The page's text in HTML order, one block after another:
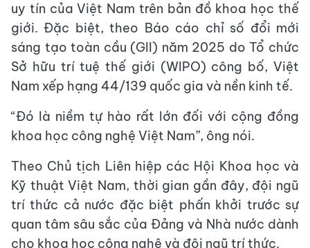
uy tín của Việt Nam trên bản đồ khoa học thế
giới. Đặc biệt, theo Báo cáo chỉ số đổi mới
sáng tạo toàn cầu (GII) năm 2025 do Tổ chức
Sở hữu trí tuệ thế giới (WIPO) công bố, Việt
Nam xếp hạng 44/139 quốc gia và nền kinh tế.
“Đó là niềm tự hào rất lớn đối với cộng đồng
khoa học công nghệ Việt Nam”, ông nói.
Theo Chủ tịch Liên hiệp các Hội Khoa học và
Kỹ thuật Việt Nam, thời gian gần đây, đội ngũ
trí thức cả nước đặc biệt phấn khởi trước sự
quan tâm sâu sắc của Đảng và Nhà nước dành
cho khoa học công nghệ và đội ngũ trí thức.